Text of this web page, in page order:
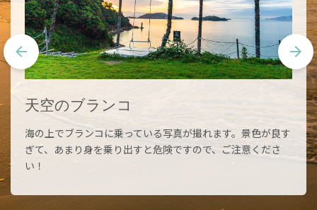
天空のブランコ
海の上でブランコに乗っている写真が撮れます。景色が良す
ぎて、あまり身を乗り出すと危険ですので、ご注意くださ
い！